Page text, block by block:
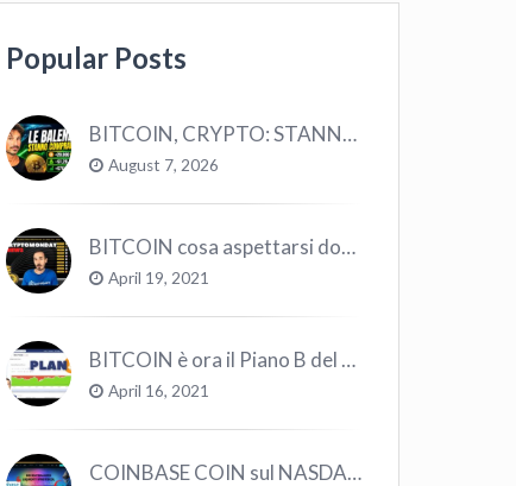
Popular Posts
BITCOIN, CRYPTO: STANNO COMPRANDO TUTTI (GUARDA QUESTI DATI), EPPURE…
August 7, 2026
BITCOIN cosa aspettarsi dopo il “Crollo”? – CryptoMonday NEWS w16/’21
April 19, 2021
BITCOIN è ora il Piano B del Mondo
April 16, 2021
COINBASE COIN sul NASDAQ e le CRYPTO volano!